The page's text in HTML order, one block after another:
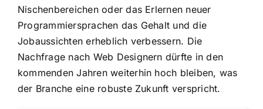
Nischenbereichen oder das Erlernen neuer
Programmiersprachen das Gehalt und die
Jobaussichten erheblich verbessern. Die
Nachfrage nach Web Designern dürfte in den
kommenden Jahren weiterhin hoch bleiben, was
der Branche eine robuste Zukunft verspricht.